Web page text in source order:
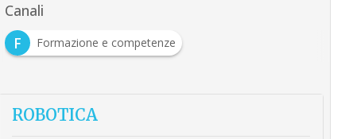
Canali
F
Formazione e competenze
ROBOTICA